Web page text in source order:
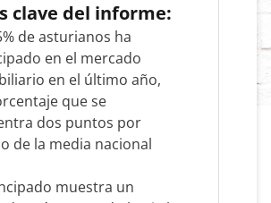
clave del informe:
de asturianos ha
en el mercado
en el último año,
que se
dos puntos por
de la media nacional
muestra un